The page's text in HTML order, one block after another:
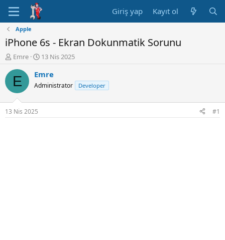
Giriş yap Kayıt ol
Apple
iPhone 6s - Ekran Dokunmatik Sorunu
K
n
u
y
u
B
a
Emre
B
ş
l
n
ı
13 Nis 2025
E Emre
Administrator Developer
13 Nis 2025 #1